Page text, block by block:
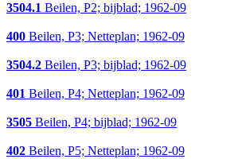
3504.1 Beilen, P2; bijblad; 1962-09
400 Beilen, P3; Netteplan; 1962-09
3504.2 Beilen, P3; bijblad; 1962-09
401 Beilen, P4; Netteplan; 1962-09
3505 Beilen, P4; bijblad; 1962-09
402 Beilen, P5; Netteplan; 1962-09